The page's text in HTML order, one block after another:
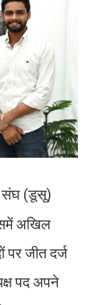
संघ (डूसू)
अखिल
पर जीत दर्ज
पद अपने